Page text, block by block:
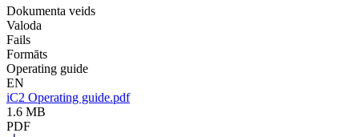
Dokumenta veids
Valoda
Fails
Formāts
Operating guide
EN
iC2 Operating guide.pdf
1.6 MB
PDF